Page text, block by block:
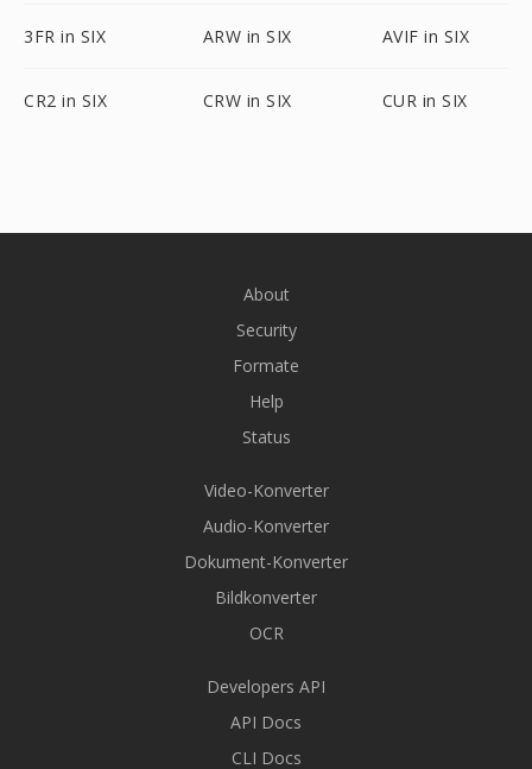
3FR in SIX ARW in SIX AVIF in SIX
CR2 in SIX CRW in SIX CUR in SIX
About
Security
Formate
Help
Status
Video-Konverter
Audio-Konverter
Dokument-Konverter
Bildkonverter
OCR
Developers API
API Docs
CLI Docs